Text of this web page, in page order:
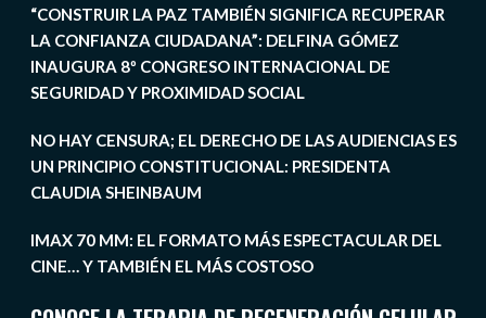
“CONSTRUIR LA PAZ TAMBIÉN SIGNIFICA RECUPERAR
LA CONFIANZA CIUDADANA”: DELFINA GÓMEZ
INAUGURA 8º CONGRESO INTERNACIONAL DE
SEGURIDAD Y PROXIMIDAD SOCIAL
NO HAY CENSURA; EL DERECHO DE LAS AUDIENCIAS ES
UN PRINCIPIO CONSTITUCIONAL: PRESIDENTA
CLAUDIA SHEINBAUM
IMAX 70 MM: EL FORMATO MÁS ESPECTACULAR DEL
CINE… Y TAMBIÉN EL MÁS COSTOSO